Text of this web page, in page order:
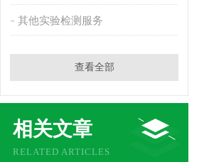
其他实验检测服务
查看全部
相关文章
RELATED ARTICLES